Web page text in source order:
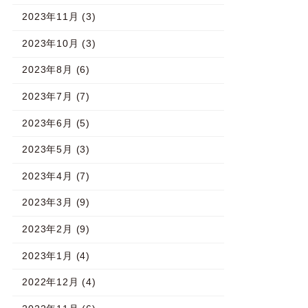
2023年11月 (3)
2023年10月 (3)
2023年8月 (6)
2023年7月 (7)
2023年6月 (5)
2023年5月 (3)
2023年4月 (7)
2023年3月 (9)
2023年2月 (9)
2023年1月 (4)
2022年12月 (4)